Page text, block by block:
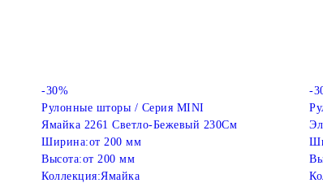
-30%
Рулонные шторы / Серия MINI
Ямайка 2261 Светло-Бежевый 230См
Ширина:от 200 мм
Высота:от 200 мм
Коллекция:Ямайка
-